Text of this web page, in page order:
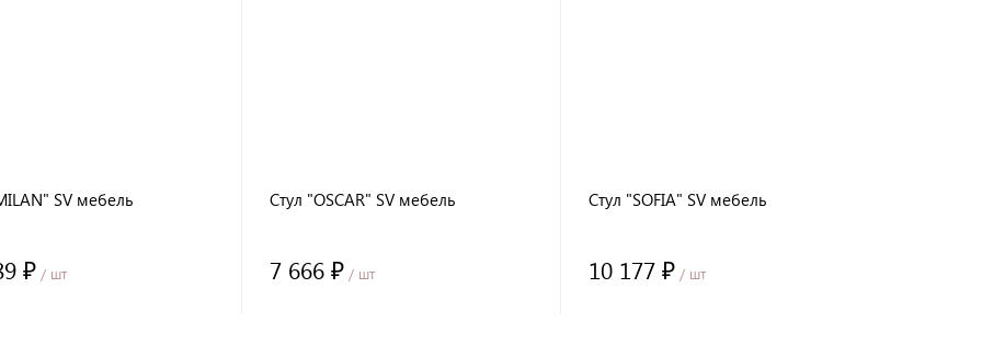
SV мебель
₽ / шт
Стул "OSCAR" SV мебель
7 666 ₽/ шт
Стул "SOFIA" SV мебель
10 177 ₽ / шт